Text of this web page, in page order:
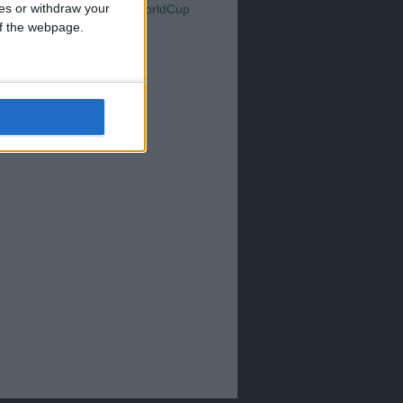
or withdraw your
webpage.
Serie A
WorldCup